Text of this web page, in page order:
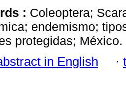
: Coleoptera;
endemismo;
protegidas; México.
in English ·